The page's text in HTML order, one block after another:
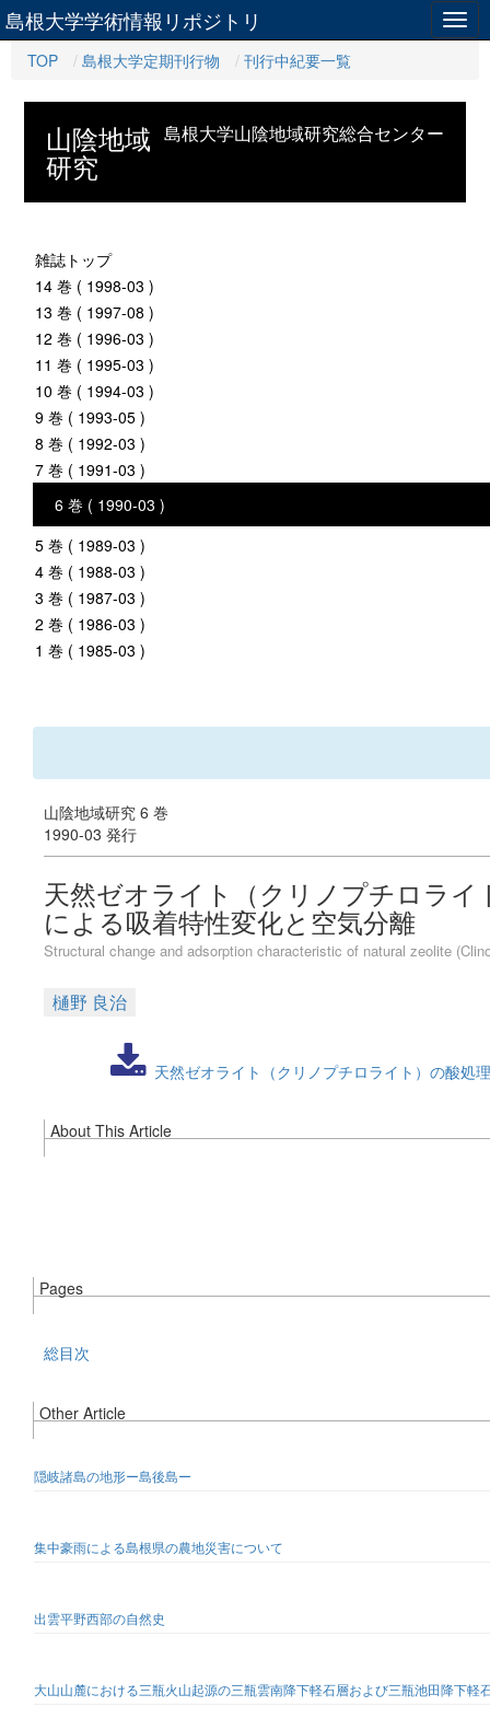
島根大学学術情報リポジトリ
TOP 島根大学定期刊行物 刊行中紀要一覧
島根大学山陰地域研究総合センター
山陰地域
研究
雑誌トップ
14 巻 ( 1998-03 )
13 巻 ( 1997-08 )
12 巻 ( 1996-03 )
11 巻 ( 1995-03 )
10 巻 ( 1994-03 )
9 巻 ( 1993-05 )
8 巻 ( 1992-03 )
7 巻 ( 1991-03 )
6 巻 ( 1990-03 )
5 巻 ( 1989-03 )
4 巻 ( 1988-03 )
3 巻 ( 1987-03 )
2 巻 ( 1986-03 )
1 巻 ( 1985-03 )
山陰地域研究 6 巻
1990-03 発行
天然ゼオライト（クリノプチロラ
による吸着特性変化と空気分離
Structural change and adsorption characteristic of natural zeolite
樋野 良治
天然ゼオライト（クリノプチロライト）の酸処
About This Article
Pages
総目次
Other Article
隠岐諸島の地形ー島後島ー
集中豪雨による島根県の農地災害について
出雲平野西部の自然史
大山山麓における三瓶火山起源の三瓶雲南降下軽石層および三瓶池田降下軽